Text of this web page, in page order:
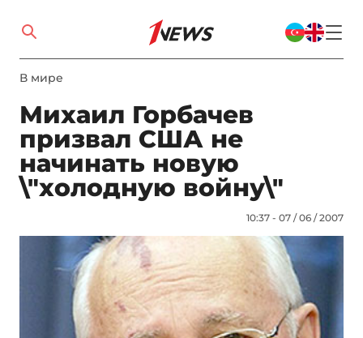
В мире
Михаил Горбачев
призвал США не
начинать новую
\"холодную войну\"
10:37 - 07 / 06 / 2007